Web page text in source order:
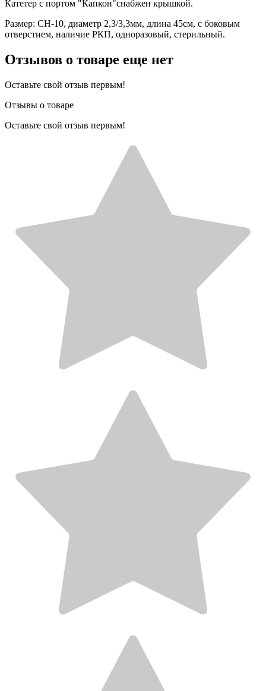
Катетер с портом "Капкон"снабжен крышкой.
Размер: CH-10, диаметр 2,3/3,3мм, длина 45см, с боковым
отверстием, наличие РКП, одноразовый, стерильный.
Отзывов о товаре еще нет
Оставьте свой отзыв первым!
Отзывы о товаре
Оставьте свой отзыв первым!